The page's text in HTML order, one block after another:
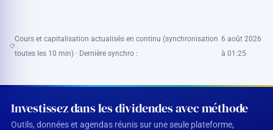
Cours et capitalisation actualisés en continu (synchronisation
toutes les 10 min) · Dernière synchro :
6 août 2026
à 01:25
Investissez dans les dividendes avec méthode
Outils, données et agendas réunis sur une seule plateforme,